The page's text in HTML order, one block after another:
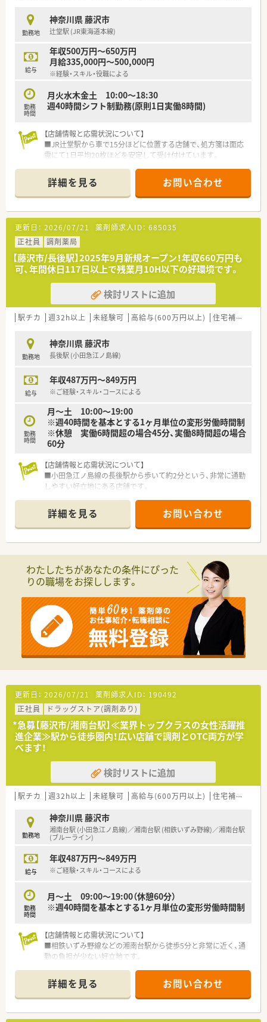
【求人情報について】
■正社員のご年収はご経験や年齢などを最大限に考慮し、487万
円から最高849万円の間で条件をご提示させていただきます。
■4週9休のシフト制を採用しており、年間休日は117日確保され
ているためプライベートの予定も立てやすい就業環境です。
■住宅補助手当をはじめとする各種手当や退職金制度など、生活
す。
勤務地
神奈川県 藤沢市
辻堂駅 (JR東海道本線)
給与
年収500万円～650万円
月給335,000円～500,000円
※経験・スキル・役職による
勤務
時間
月火水木金土 10:00～18:30
週40時間シフト制勤務(原則1日実働8時間)
【店舗情報と応需状況について】
■JR辻堂駅から車で15分ほどに位置する店舗で、処方箋は面応
需にて1日平均20枚ほどを安定して受け付けています。
康を支える身近なかかりつけ薬局としての役割を担います。
■広域の医療機関から多岐にわたる科目の処方箋を受け付けて
いるため、特定の科目に偏らず幅広い知識を習得できます。
【募集背景と求める人物像について】
■さらなるサービス向上と組織体制の強化を目指した定期採用
であり、現在は特に即戦力となる方を急募しております。
■薬局経験2年以上または病院経験3年以上をお持ちで、患者様
一人ひとりに丁寧で明るい応対ができる方を求めています。
■周囲と円滑に連携を図れる高いコミュニケーション能力を備
え、主体性を持ってキャリアアップに励める方を歓迎します。
【法人特徴について】
■関東と東海地方を中心に700店舗以上を展開しており、東京と
■30年以上にわたり連続成長を続けている極めて安定した企業
であり、首都圏を中心に盤石なシェアを確保しています。
■数字としてのノルマを設けることなくお客様に喜ばれるサー
【求人情報について】
これまでの経験やスキルを正当に評価して決定されます。
■昇給は年1回で賞与は年2回支給されるほか、月8万円の薬剤師
手当や1分単位で計算される残業手当など待遇が手厚いです。
■住宅制度が充実しており、通勤90分以上の方には社宅費用負
詳細を見る お問い合わせ
更新日： 2026/07/21 薬剤師求人ID： 685035
正社員
調剤薬局
【藤沢市/長後駅】2025年9月新規オープン！年収660万円も
可、年間休日117日以上で残業月10H以下の好環境です。
検討リストに追加
駅チカ 週32h以上 未経験可 高給与(600万円以上) 住宅補助(手当)あり
勤務地
神奈川県 藤沢市
長後駅 (小田急江ノ島線)
給与
年収487万円～849万円
※ご経験・スキル・コースによる
勤務
時間
月～土 10:00～19:00
※週40時間を基本とする1ヶ月単位の変形労働時間制
※休憩 実働6時間超の場合45分、実働8時間超の場合
60分
【店舗情報と応需状況について】
■小田急江ノ島線の長後駅から歩いて約2分という、非常に通勤
しやすい好立地にある店舗です。
め、幅広い知識や経験を積めます。
■薬剤師は常勤1名とパート1名の体制で、オープニングスタッ
フとして協力しながら業務を進めます。
■2025年9月の新規開設に伴う募集で、新しい薬局を一から創り
上げていきたい方を歓迎します。
■今後の地域医療に貢献するため、在宅医療に対して前向きに取
■調剤業務が未経験の方もご応募可能で、充実した研修制度でし
っかりとサポートさせていただきます。
【職場環境と雰囲気】
■処方箋入力の遠隔サポートや音声入力薬歴システムがあり、対
人業務に集中できる環境です。
■1人あたりの1日の処方箋枚数を20枚に設定しているため、ゆ
■「健康経営優良法人」の認定を受けており、従業員の働きやす
さがしっかりと守られている企業です。
【やりがい/おすすめポイント】
■新薬開発も手掛ける企業の一員として、医薬品に関する幅広い
知識に触れる機会があります。
かかりつけ薬剤師を目指せます。
■多様な店舗形態や応需形態を経験することで、薬剤師として総
合的なスキルを磨くことができます。
詳細を見る お問い合わせ
わたしたちがあなたの条件にぴった
りの職場をお探しします。
更新日： 2026/07/21 薬剤師求人ID： 190492
正社員
ドラッグストア(調剤あり)
*急募【藤沢市/湘南台駅】≪業界トップクラスの女性活躍推
進企業≫駅から徒歩圏内！広い店舗で調剤とOTC両方が学
べます！
検討リストに追加
駅チカ 週32h以上 未経験可 高給与(600万円以上) 住宅補助(手当)あり
勤務地
神奈川県 藤沢市
湘南台駅 (小田急江ノ島線)／湘南台駅 (相鉄いずみ野線)／湘南台駅
(ブルーライン)
給与
年収487万円～849万円
※ご経験・スキル・コースによる
勤務
時間
月～土 09:00～19:00（休憩60分）
※週40時間を基本とする1ヶ月単位の変形労働時間制
【店舗情報と応需状況について】
■相鉄いずみ野線などの湘南台駅から徒歩5分と非常に近く、通
勤の負担が少ない好立地です。
す。
■薬剤師は常時1名体制ですが、事務スタッフも在籍しており協
力して業務を進めることができます。
詳細を見る お問い合わせ